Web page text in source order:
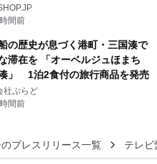
間前
の歴史が息づく港町・三国湊で
滞在を 「オーベルジュほまち
」 1泊2食付の旅行商品を発売
社ぷらど
間前
プレスリリース一覧 テレビ